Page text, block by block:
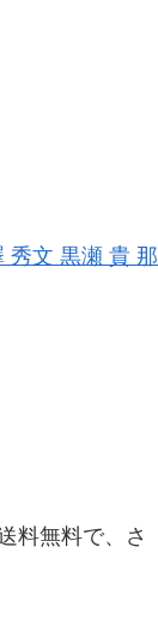
秀文 黒瀬 貴 那
料無料で、さ